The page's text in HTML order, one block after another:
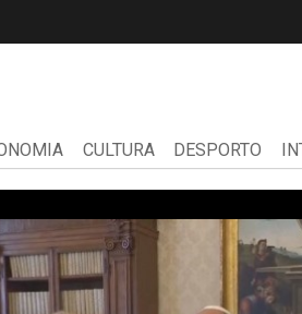
CULTURA DESPORTO